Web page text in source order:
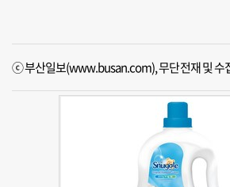
ⓒ 부산일보(www.busan.com), 무단전재 및 수